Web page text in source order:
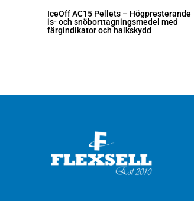
IceOff AC15 Pellets – Högpresterande
is- och snöborttagningsmedel med
färgindikator och halkskydd